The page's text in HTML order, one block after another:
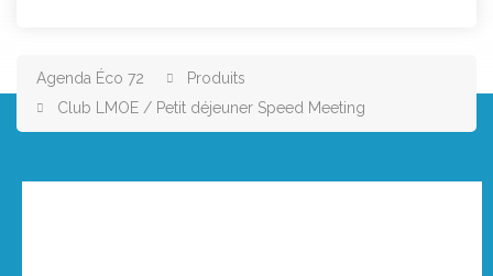
Agenda Éco 72
Produits
Club LMOE / Petit déjeuner Speed Meeting